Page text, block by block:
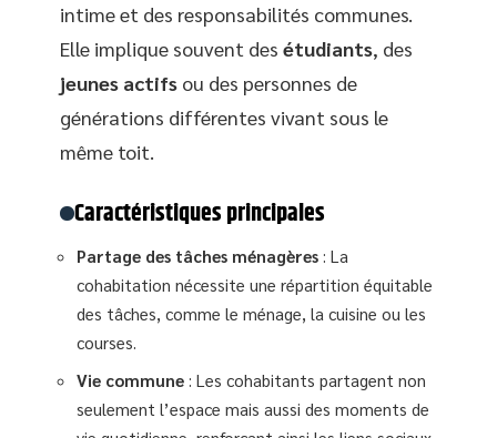
intime et des responsabilités communes.
Elle implique souvent des étudiants, des
jeunes actifs ou des personnes de
générations différentes vivant sous le
même toit.
Caractéristiques principales
Partage des tâches ménagères : La
cohabitation nécessite une répartition équitable
des tâches, comme le ménage, la cuisine ou les
courses.
Vie commune : Les cohabitants partagent non
seulement l’espace mais aussi des moments de